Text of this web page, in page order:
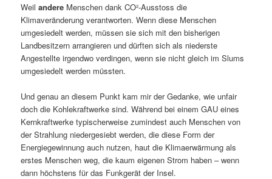
Weilandere Menschen dank CO²-Ausstoss die
Klimaveränderung verantworten. Wenn diese Menschen
umgesiedelt werden, müssen sie sich mit den bisherigen
Landbesitzern arrangieren und dürften sich als niederste
Angestellte irgendwo verdingen, wenn sie nicht gleich im Slums
umgesiedelt werden müssten.
Und genau an diesem Punkt kam mir der Gedanke, wie unfair
doch die Kohlekraftwerke sind. Während bei einem GAU eines
Kernkraftwerke typischerweise zumindest auch Menschen von
der Strahlung niedergesiebt werden, die diese Form der
Energiegewinnung auch nutzen, haut die Klimaerwärmung als
erstes Menschen weg, die kaum eigenen Strom haben – wenn
dann höchstens für das Funkgerät der Insel.